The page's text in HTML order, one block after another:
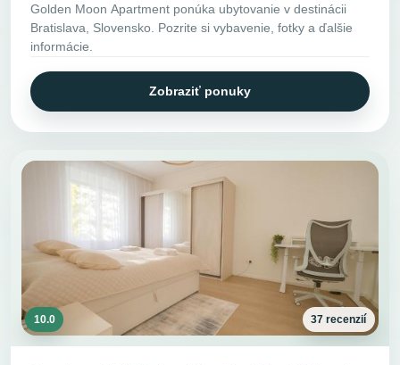
Golden Moon Apartment ponúka ubytovanie v destinácii
Bratislava, Slovensko. Pozrite si vybavenie, fotky a ďalšie
informácie.
Zobraziť ponuky
10.0 37 recenzií